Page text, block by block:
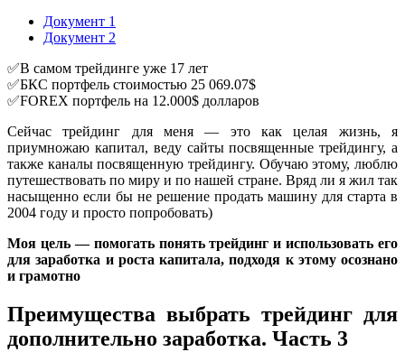
Документ 1
Документ 2
✅В самом трейдинге уже 17 лет
✅БКС портфель стоимостью 25 069.07$
✅FOREX портфель на 12.000$ долларов
Сейчас трейдинг для меня — это как целая жизнь, я
приумножаю капитал, веду сайты посвященные трейдингу, а
также каналы посвященную трейдингу. Обучаю этому, люблю
путешествовать по миру и по нашей стране. Вряд ли я жил так
насыщенно если бы не решение продать машину для старта в
2004 году и просто попробовать)
Моя цель — помогать понять трейдинг и использовать его
для заработка и роста капитала, подходя к этому осознано
и грамотно
Преимущества выбрать трейдинг для
дополнительно заработка. Часть 3